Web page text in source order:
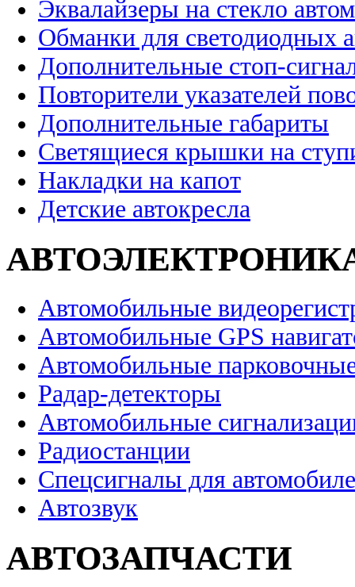
Эквалайзеры на стекло
Обманки для светодиодных
Дополнительные стоп-
Повторители указателей
Дополнительные габариты
Светящиеся крышки на
Накладки на капот
Детские автокресла
Автомобильные
Автомобильные GPS
Автомобильные
Радар-детекторы
Автомобильные
Радиостанции
Спецсигналы для
Автозвук
АВТОЗАПЧАСТИ